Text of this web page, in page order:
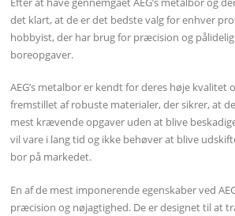
det klart, at de er det bedste valg for enhver
hobbyist, der har brug for præcision og
boreopgaver.
AEG’s metalbor er kendt for deres høje kvalitet
fremstillet af robuste materialer, der sikrer, at
mest krævende opgaver uden at blive
vil vare i lang tid og ikke behøver at blive
bor på markedet.
En af de mest imponerende egenskaber ved
præcision og nøjagtighed. De er designet til at